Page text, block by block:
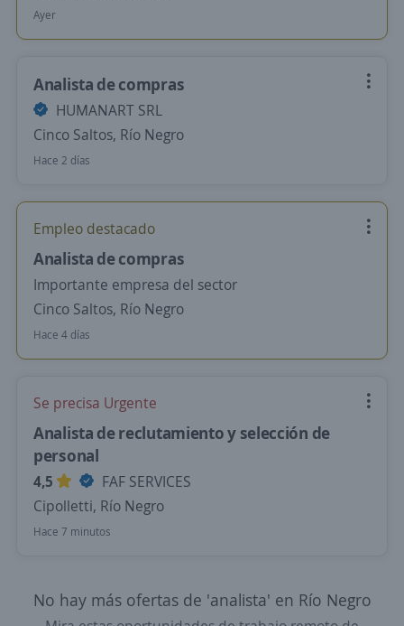
Ayer
Analista de compras
HUMANART SRL
Cinco Saltos, Río Negro
Hace 2 días
Empleo destacado
Analista de compras
Importante empresa del sector
Cinco Saltos, Río Negro
Hace 4 días
Se precisa Urgente
Analista de reclutamiento y selección de
personal
4,5
FAF SERVICES
Cipolletti, Río Negro
Hace 7 minutos
No hay más ofertas de 'analista' en Río Negro